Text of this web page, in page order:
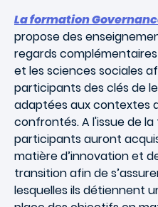
La formation
propose des
regards
et les sciences sociales
participants des clés de
adaptées aux contextes
confrontés. A l'issue de
participants auront
matière d’innovation et
transition afin de
lesquelles ils détiennent